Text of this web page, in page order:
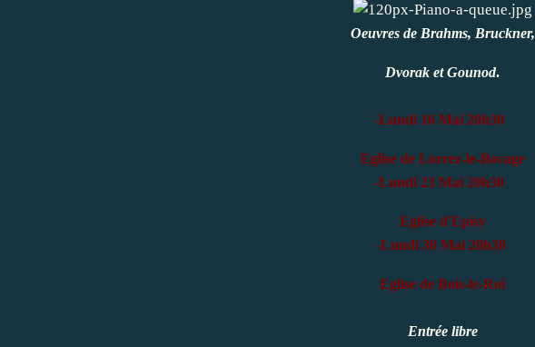
Oeuvres de Brahms, Bruckner,
Dvorak et Gounod.
-Lundi 16 Mai 20h30
Eglise de Lorrez-le-Bocage
-Lundi 23 Mai 20h30
Eglise d'Episy
-Lundi 30 Mai 20h30
Eglise de Bois-le-Roi
Entrée libre